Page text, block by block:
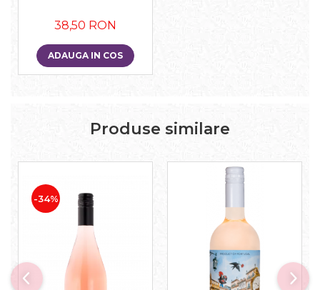
38,50 RON
ADAUGA IN COS
Produse similare
-34%